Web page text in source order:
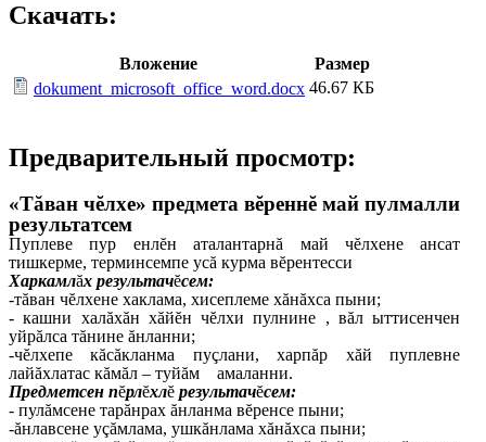
Скачать:
Вложение
Размер
dokument_microsoft_office_word.docx 46.67 КБ
Предварительный просмотр:
«Тăван чĕлхе» предмета вĕреннĕ май пулмалли
результатсем
Пуплеве пур енлĕн аталантарнă май чĕлхене ансат
тишкерме, терминсемпе усă курма вĕрентесси
Харкамлăх результачĕсем:
-тăван чĕлхене хаклама, хисеплеме хăнăхса пыни;
- кашни халăхăн хăйĕн чĕлхи пулнине , вăл ыттисенчен
уйрăлса тăнине ăнланни;
-чĕлхепе кăсăкланма пуçлани, харпăр хăй пуплевне
лайăхлатас кăмăл – туйăм амаланни.
Предметсен пĕрлĕхлĕ результачĕсем:
- пулăмсене тарăнрах ăнланма вĕренсе пыни;
-ăнлавсене уçăмлама, ушкăнлама хăнăхса пыни;